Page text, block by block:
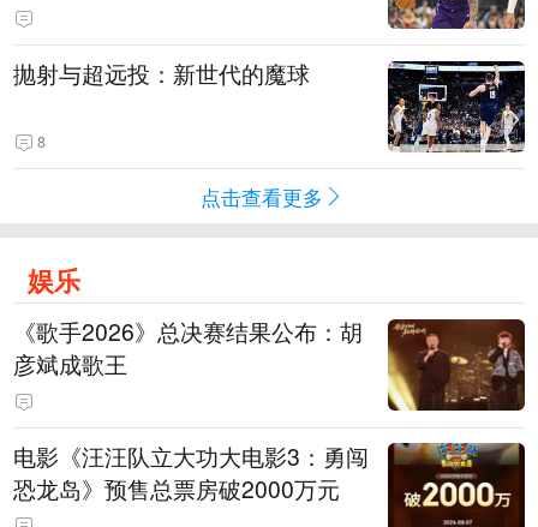
抛射与超远投：新世代的魔球
8
点击查看更多
娱乐
《歌手2026》总决赛结果公布：胡
彦斌成歌王
电影《汪汪队立大功大电影3：勇闯
恐龙岛》预售总票房破2000万元